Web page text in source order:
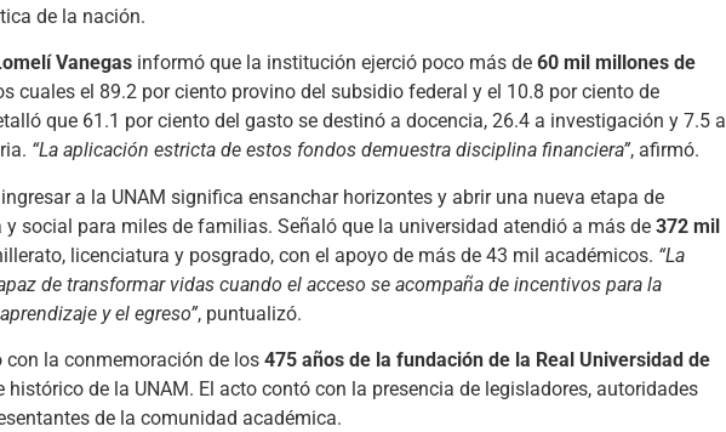
de la nación.
Vanegas informó que la institución ejerció poco más de 60 mil millones de
cuales el 89.2 por ciento provino del subsidio federal y el 10.8 por ciento de
que 61.1 por ciento del gasto se destinó a docencia, 26.4 a investigación y 7.5 a
“La aplicación estricta de estos fondos demuestra disciplina financiera”, afirmó.
a la UNAM significa ensanchar horizontes y abrir una nueva etapa de
social para miles de familias. Señaló que la universidad atendió a más de 372 mil
licenciatura y posgrado, con el apoyo de más de 43 mil académicos. “La
de transformar vidas cuando el acceso se acompaña de incentivos para la
y el egreso”, puntualizó.
con la conmemoración de los 475 años de la fundación de la Real Universidad de
histórico de la UNAM. El acto contó con la presencia de legisladores, autoridades
de la comunidad académica.